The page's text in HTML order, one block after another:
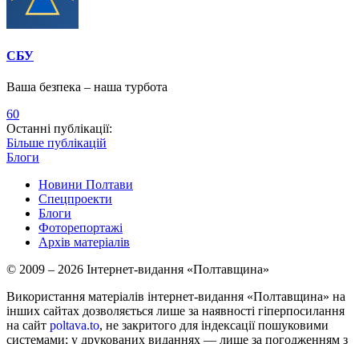
СБУ
Ваша безпека – наша турбота
60
Останні публікації:
Більше публікацій
Блоги
Новини Полтави
Спецпроекти
Блоги
Фоторепортажі
Архів матеріалів
© 2009 – 2026 Інтернет-видання «Полтавщина»
Використання матеріалів інтернет-видання «Полтавщина» на
інших сайтах дозволяється лише за наявності гіперпосилання
на сайт poltava.to, не закритого для індексації пошуковими
системами; у друкованих виданнях — лише за погодженням з